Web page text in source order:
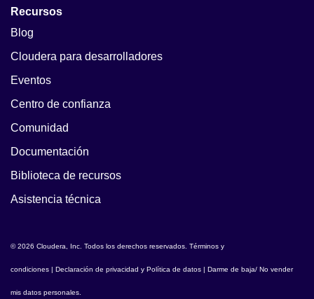
Recursos
Blog
Cloudera para desarrolladores
Eventos
Centro de confianza
Comunidad
Documentación
Biblioteca de recursos
Asistencia técnica
© 2026 Cloudera, Inc. Todos los derechos reservados. Términos y
condiciones | Declaración de privacidad y Política de datos | Darme de baja/ No vender
mis datos personales